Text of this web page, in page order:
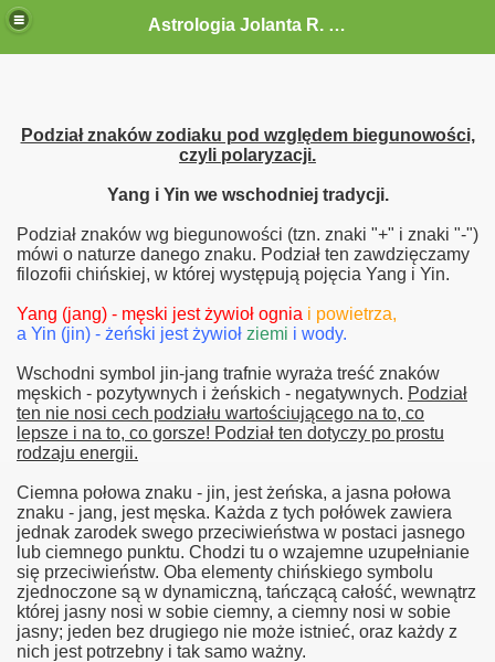
Astrologia Jolanta R. G.-Gołębiewska
Podział znaków zodiaku pod względem biegunowości,
czyli polaryzacji.
Yang i Yin we wschodniej tradycji.
Podział znaków wg biegunowości (tzn. znaki "+" i znaki "-")
mówi o naturze danego znaku. Podział ten zawdzięczamy
filozofii chińskiej, w której występują pojęcia Yang i Yin.
Yang (jang) - męski jest żywioł ognia i powietrza,
a Yin (jin) - żeński jest żywioł ziemi i wody.
Wschodni symbol jin-jang trafnie wyraża treść znaków
męskich - pozytywnych i żeńskich - negatywnych. Podział
ten nie nosi cech podziału wartościującego na to, co
lepsze i na to, co gorsze! Podział ten dotyczy po prostu
rodzaju energii.
Ciemna połowa znaku - jin, jest żeńska, a jasna połowa
znaku - jang, jest męska. Każda z tych połówek zawiera
jednak zarodek swego przeciwieństwa w postaci jasnego
lub ciemnego punktu. Chodzi tu o wzajemne uzupełnianie
się przeciwieństw. Oba elementy chińskiego symbolu
zjednoczone są w dynamiczną, tańczącą całość, wewnątrz
której jasny nosi w sobie ciemny, a ciemny nosi w sobie
jasny; jeden bez drugiego nie może istnieć, oraz każdy z
nich jest potrzebny i tak samo ważny.